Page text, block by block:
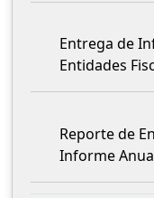
Entrega de
Entidades
Reporte de
Informe